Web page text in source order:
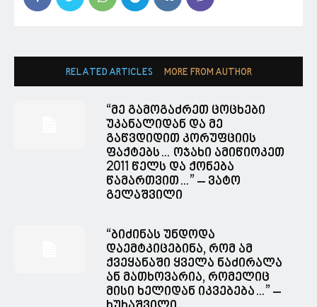
RELATED ARTICLES MORE FROM AUTHOR
“მე გამოგაძრეთ ცოცხები
უკანალიდან და მე
გაწვდიდით კორუფციის
ფაქტებს… ოჯახი ამიწიოკეთ
2011 წელს და ქონება
წამართვით…” – ვატო
გელაშვილი
“ბიძინას უნდოდა
დაემტკიცებინა, რომ ამ
ქვეყანაში ყველა ნაძირალა
ან მათხოვარია, რომელიც
მისი ხელიდან იკვებება…” –